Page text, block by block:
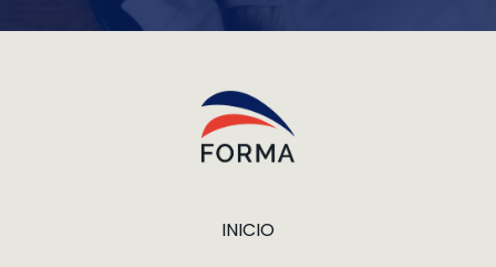
INICIO